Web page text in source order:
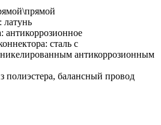
латунь
антикоррозионное
сталь с
антикоррозионным
полиэстера, балансный провод